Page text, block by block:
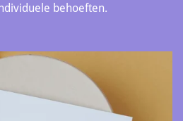
behoeften.